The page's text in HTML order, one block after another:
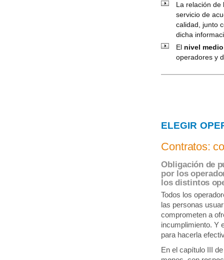
La relación de
servicio de
calidad, junto
dicha
El nivel medio
operadores y
ELEGIR
Contratos:
Obligación de
por los
los distintos
Todos los
las personas
comprometen a
incumplimiento. Y
para hacerla
En el capítulo III